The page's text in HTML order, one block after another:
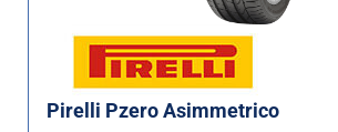
Pirelli Pzero Asimmetrico